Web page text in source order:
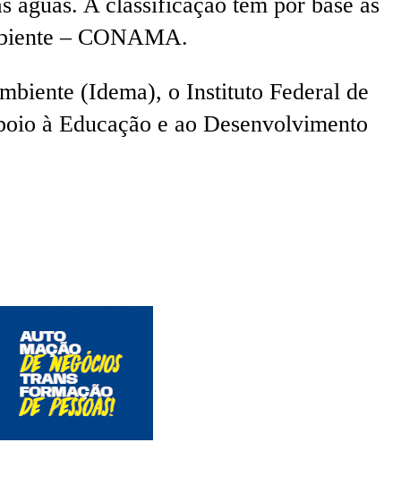
– CONAMA.
(Idema), o Instituto Federal de
à Educação e ao Desenvolvimento